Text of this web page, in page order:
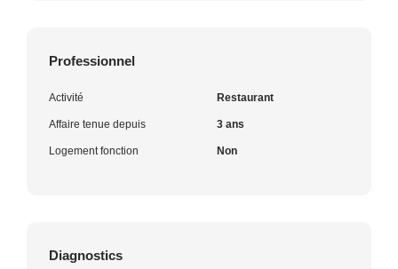
Professionnel
Activité Restaurant
Affaire tenue depuis 3 ans
Logement fonction Non
Diagnostics